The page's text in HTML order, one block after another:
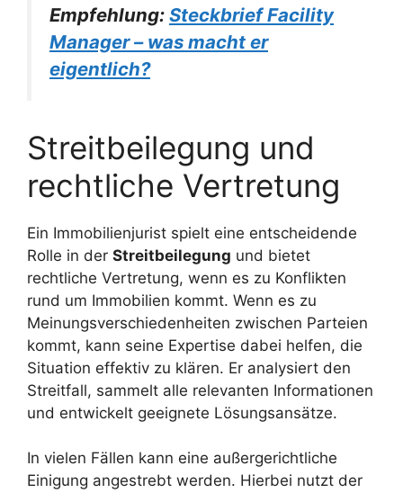
Empfehlung: Steckbrief Facility
Manager – was macht er
eigentlich?
Streitbeilegung und
rechtliche Vertretung
Ein Immobilienjurist spielt eine entscheidende
Rolle in der Streitbeilegung und bietet
rechtliche Vertretung, wenn es zu Konflikten
rund um Immobilien kommt. Wenn es zu
Meinungsverschiedenheiten zwischen Parteien
kommt, kann seine Expertise dabei helfen, die
Situation effektiv zu klären. Er analysiert den
Streitfall, sammelt alle relevanten Informationen
und entwickelt geeignete Lösungsansätze.
In vielen Fällen kann eine außergerichtliche
Einigung angestrebt werden. Hierbei nutzt der